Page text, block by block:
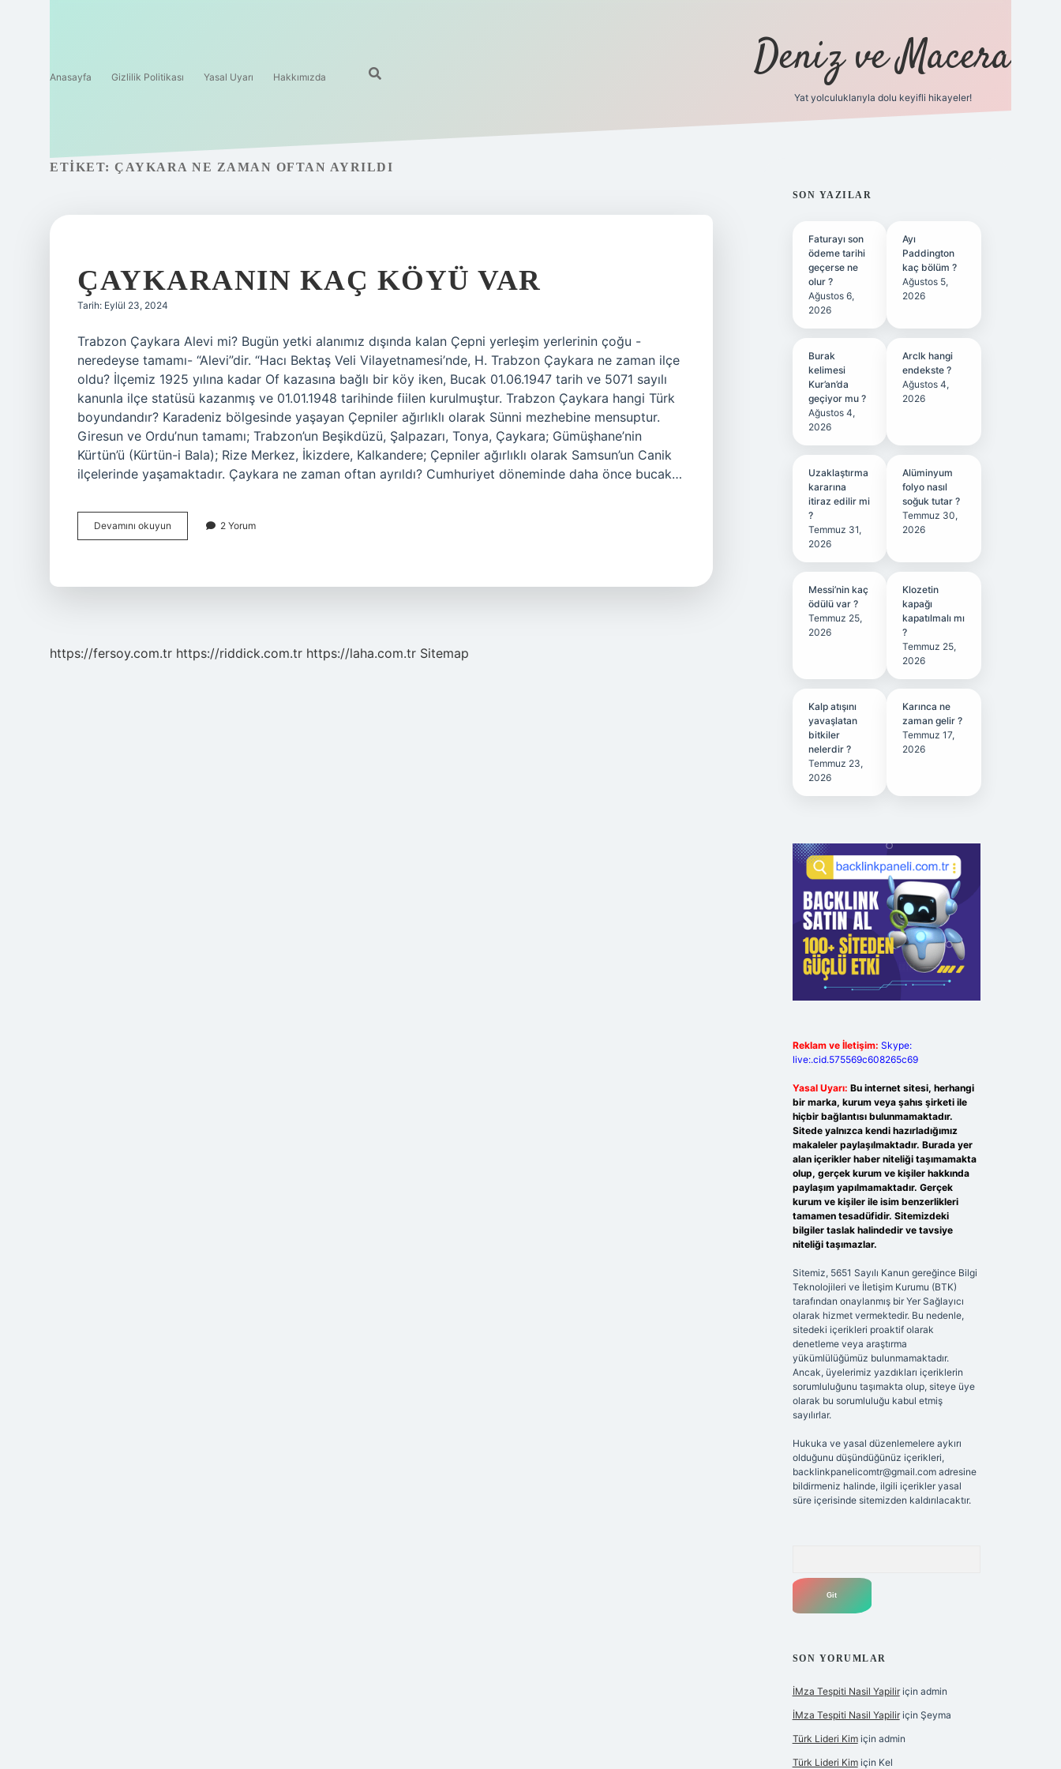
Anasayfa Gizlilik Politikası Yasal Uyarı Hakkımızda Deniz ve Macera
Yat yolculuklarıyla dolu keyifli hikayeler!
ETIKET: ÇAYKARA NE ZAMAN OFTAN AYRILDI
ÇAYKARANIN KAÇ KÖYÜ VAR
Tarih: Eylül 23, 2024
Trabzon Çaykara Alevi mi? Bugün yetki alanımız dışında kalan Çepni yerleşim yerlerinin çoğu -
neredeyse tamamı- “Alevi”dir. “Hacı Bektaş Veli Vilayetnamesi’nde, H. Trabzon Çaykara ne zaman ilçe
oldu? İlçemiz 1925 yılına kadar Of kazasına bağlı bir köy iken, Bucak 01.06.1947 tarih ve 5071 sayılı
kanunla ilçe statüsü kazanmış ve 01.01.1948 tarihinde fiilen kurulmuştur. Trabzon Çaykara hangi Türk
boyundandır? Karadeniz bölgesinde yaşayan Çepniler ağırlıklı olarak Sünni mezhebine mensuptur.
Giresun ve Ordu’nun tamamı; Trabzon’un Beşikdüzü, Şalpazarı, Tonya, Çaykara; Gümüşhane’nin
Kürtün’ü (Kürtün-i Bala); Rize Merkez, İkizdere, Kalkandere; Çepniler ağırlıklı olarak Samsun’un Canik
ilçelerinde yaşamaktadır. Çaykara ne zaman oftan ayrıldı? Cumhuriyet döneminde daha önce bucak…
Devamını okuyun Çaykaranın
Kaç
2 Yorum
https://fersoy.com.tr https://riddick.com.tr https://laha.com.tr Sitemap
SIDEBAR
SON YAZILAR
Faturayı son
ödeme tarihi
geçerse ne
olur ?
Ağustos 6,
2026
Ayı
Paddington
kaç bölüm ?
Ağustos 5,
2026
Burak
kelimesi
Kur’an’da
geçiyor mu ?
Ağustos 4,
2026
Arclk hangi
endekste ?
Ağustos 4,
2026
Uzaklaştırma
kararına
itiraz edilir mi
?
Temmuz 31,
2026
Alüminyum
folyo nasıl
soğuk tutar ?
Temmuz 30,
2026
Messi’nin kaç
ödülü var ?
Temmuz 25,
2026
Klozetin
kapağı
kapatılmalı mı
?
Temmuz 25,
2026
Kalp atışını
yavaşlatan
bitkiler
nelerdir ?
Temmuz 23,
2026
Karınca ne
zaman gelir ?
Temmuz 17,
2026
Reklam ve İletişim: Skype:
live:.cid.575569c608265c69
Yasal Uyarı: Bu internet sitesi, herhangi
bir marka, kurum veya şahıs şirketi ile
hiçbir bağlantısı bulunmamaktadır.
Sitede yalnızca kendi hazırladığımız
makaleler paylaşılmaktadır. Burada yer
alan içerikler haber niteliği taşımamakta
olup, gerçek kurum ve kişiler hakkında
paylaşım yapılmamaktadır. Gerçek
kurum ve kişiler ile isim benzerlikleri
tamamen tesadüfidir. Sitemizdeki
bilgiler taslak halindedir ve tavsiye
niteliği taşımazlar.
Sitemiz, 5651 Sayılı Kanun gereğince Bilgi
Teknolojileri ve İletişim Kurumu (BTK)
tarafından onaylanmış bir Yer Sağlayıcı
olarak hizmet vermektedir. Bu nedenle,
sitedeki içerikleri proaktif olarak
denetleme veya araştırma
yükümlülüğümüz bulunmamaktadır.
Ancak, üyelerimiz yazdıkları içeriklerin
sorumluluğunu taşımakta olup, siteye üye
olarak bu sorumluluğu kabul etmiş
sayılırlar.
Hukuka ve yasal düzenlemelere aykırı
olduğunu düşündüğünüz içerikleri,
backlinkpanelicomtr@gmail.comadresine
bildirmeniz halinde, ilgili içerikler yasal
süre içerisinde sitemizden kaldırılacaktır.
SON YORUMLAR
İMza Tespiti Nasil Yapiliriçin admin
İMza Tespiti Nasil Yapiliriçin Şeyma
Türk Lideri Kimiçin admin
Türk Lideri Kimiçin Kel